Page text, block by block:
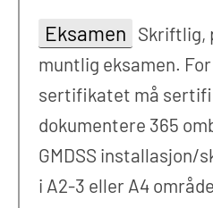
Eksamen Skriftlig,
muntlig eksamen.
sertifikatet må
dokumentere 365
GMDSS installasjon/
i A2-3 eller A4